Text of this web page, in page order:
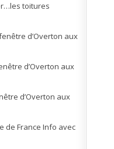
toitures
d’Overton aux
d’Overton aux
d’Overton aux
de France Info avec